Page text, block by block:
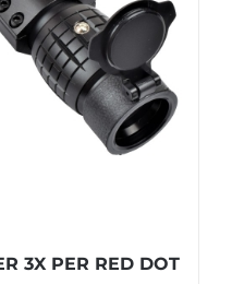
3X PER RED DOT